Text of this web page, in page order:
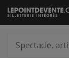
Passer
au
artiste,
lieu...